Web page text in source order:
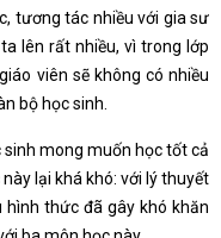
tương tác nhiều với gia sư
lên rất nhiều, vì trong lớp
viên sẽ không có nhiều
bộ học sinh.
sinh mong muốn học tốt cả
lại khá khó: với lý thuyết
thức đã gây khó khăn